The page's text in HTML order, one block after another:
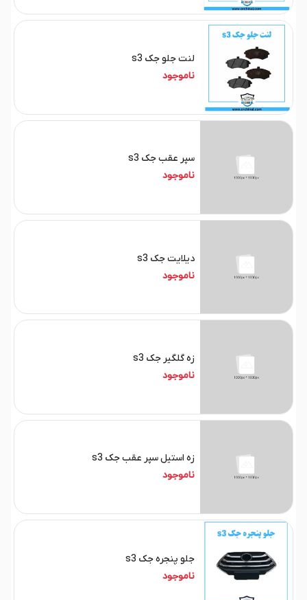
لنت جلو جک s3
ناموجود
سپر عقب جک s3
ناموجود
دیلایت جک s3
ناموجود
زه گلگیر جک s3
ناموجود
زه استیل سپر عقب جک s3
ناموجود
جلو پنجره جک s3
ناموجود